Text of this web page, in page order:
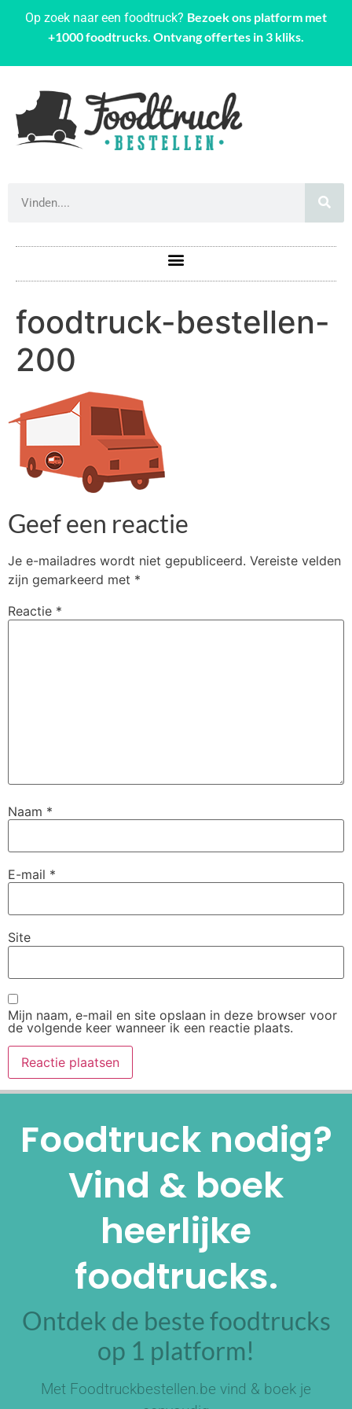
Op zoek naar een foodtruck? Bezoek ons platform met
+1000 foodtrucks. Ontvang offertes in 3 kliks.
foodtruck-bestellen-
200
Geef een reactie
Je e-mailadres wordt niet gepubliceerd. Vereiste velden
zijn gemarkeerd met *
Reactie *
Naam *
E-mail *
Site
Mijn naam, e-mail en site opslaan in deze browser voor
de volgende keer wanneer ik een reactie plaats.
Foodtruck nodig?
Vind & boek
heerlijke
foodtrucks.
Ontdek de beste foodtrucks
op 1 platform!
Met Foodtruckbestellen.be vind & boek je